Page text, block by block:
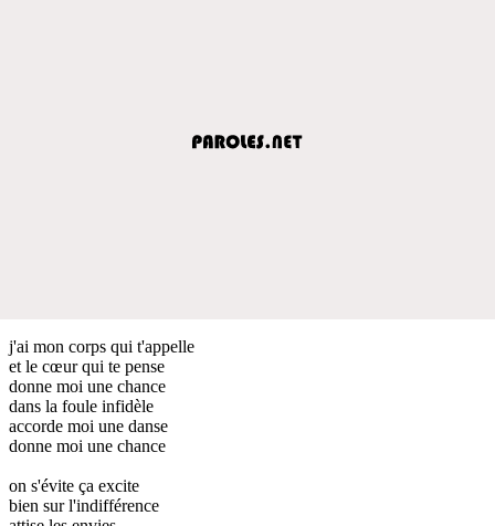
j'ai mon corps qui t'appelle
et le cœur qui te pense
donne moi une chance
dans la foule infidèle
accorde moi une danse
donne moi une chance
on s'évite ça excite
bien sur l'indifférence